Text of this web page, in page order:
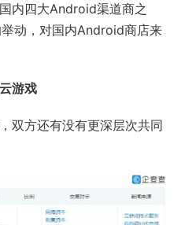
内四大Android渠道商之
动，对国内Android商店来
游戏
双方还有没有更深层次共同